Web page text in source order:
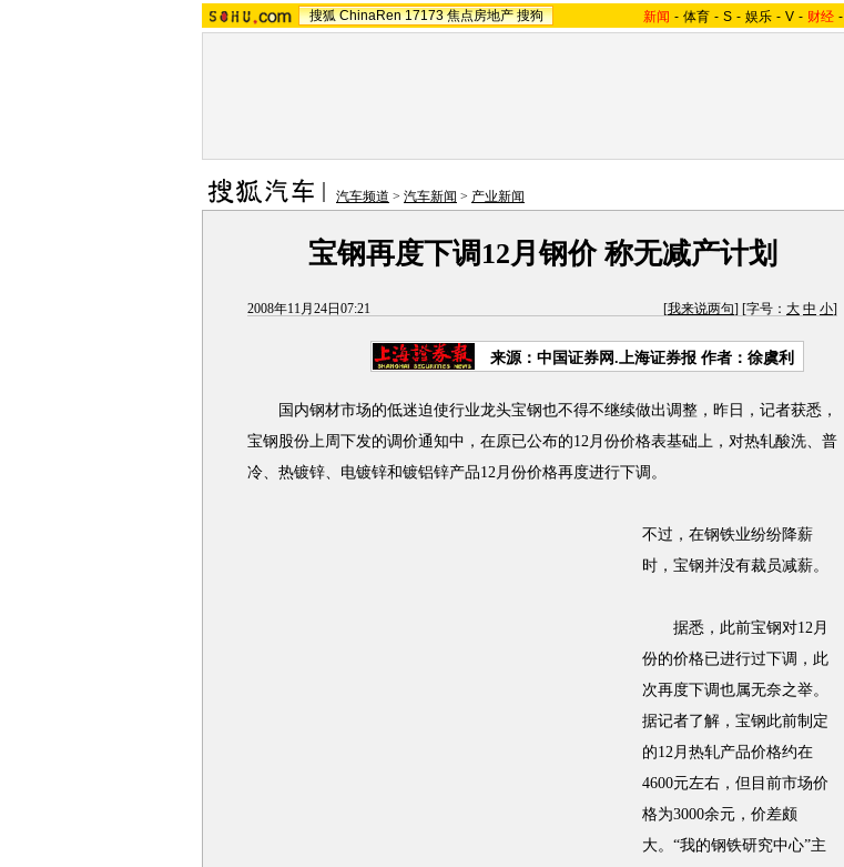
搜狐 ChinaRen 17173 焦点房地产 搜狗 新闻 - 体育 - S - 娱乐 - V - 财经 -
汽车频道 > 汽车新闻 > 产业新闻
宝钢再度下调12月钢价 称无减产计划
2008年11月24日07:21 [我来说两句] [字号： 大 中 小]
来源：中国证券网.上海证券报 作者：徐虞利
国内钢材市场的低迷迫使行业龙头宝钢也不得不继续做出调整，昨日，记者获悉，
宝钢股份上周下发的调价通知中，在原已公布的12月份价格表基础上，对热轧酸洗、普
冷、热镀锌、电镀锌和镀铝锌产品12月份价格再度进行下调。
不过，在钢铁业纷纷降薪
时，宝钢并没有裁员减薪。
据悉，此前宝钢对12月
份的价格已进行过下调，此
次再度下调也属无奈之举。
据记者了解，宝钢此前制定
的12月热轧产品价格约在
4600元左右，但目前市场价
格为3000余元，价差颇
大。“我的钢铁研究中心”主